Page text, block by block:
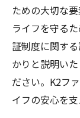
ための大切な
ライフを守る
証制度に関す
かりと説明い
ださい。K2フ
イフの安心を支